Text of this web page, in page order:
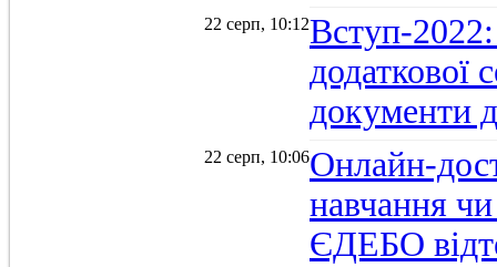
22 серп, 10:12Вступ-
додаткової
документи
22 серп, 10:06Онлайн-
навчання
ЄДЕБО